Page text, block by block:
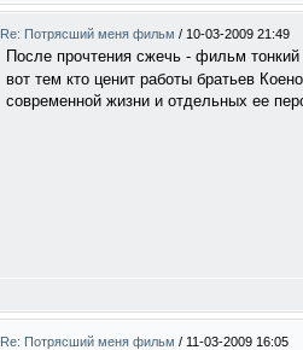
Re: Потрясший меня фильм / 10-03-2009 21:49
После прочтения сжечь - фильм
вот тем кто ценит работы братьев
современной жизни и отдельных ее
Re: Потрясший меня фильм / 11-03-2009 16:05